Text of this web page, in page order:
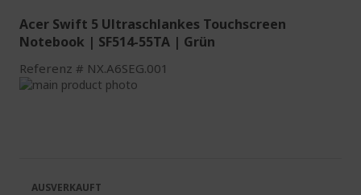
Acer Swift 5 Ultraschlankes Touchscreen
Notebook | SF514-55TA | Grün
Referenz NX.A6SEG.001
Zum
AUSVERKAUFT